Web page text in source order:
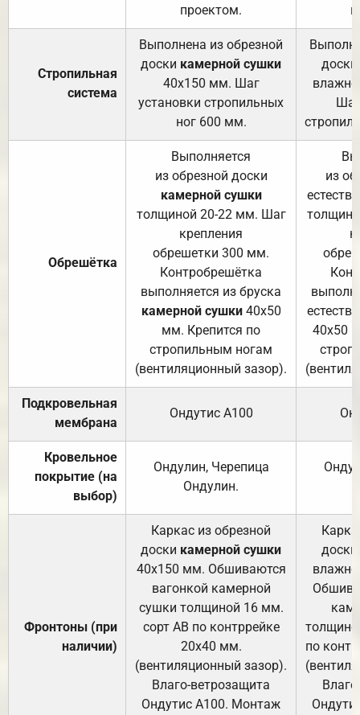
проектом.
Стропильная
система
Выполнена из обрезной
доски камерной сушки
40х150 мм. Шаг
установки стропильных
ног 600 мм.
доски
Обрешётка
Выполняется
из обрезной доски
камерной сушки
толщиной 20-22 мм. Шаг
крепления
обрешетки 300 мм.
Контробрешётка
выполняется из бруска
камерной сушки40х50
мм. Крепится по
стропильным ногам
(вентиляционный зазор).
из
40х50
Подкровельная
мембрана
Ондутис А100
Кровельное
покрытие (на
выбор)
Ондулин, Черепица
Ондулин.
Фронтоны (при
наличии)
Каркас из обрезной
доски камерной сушки
40х150 мм. Обшиваются
вагонкой камерной
сушки толщиной 16 мм.
сорт АВ по контррейке
20х40 мм.
(вентиляционный зазор).
Влаго-ветрозащита
Ондутис А100. Монтаж
доски
по